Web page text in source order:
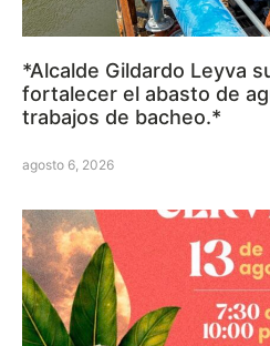
*Alcalde Gildardo Leyva
fortalecer el abasto de
trabajos de bacheo.*
agosto 6, 2026